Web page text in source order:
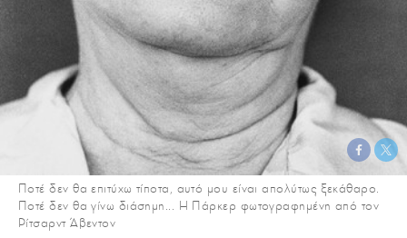
Ποτέ δεν θα επιτύχω τίποτα, αυτό μου είναι απολύτως ξεκάθαρο.
Ποτέ δεν θα γίνω διάσημη... Η Πάρκερ φωτογραφημένη από τον
Ρίτσαρντ Άβεντον